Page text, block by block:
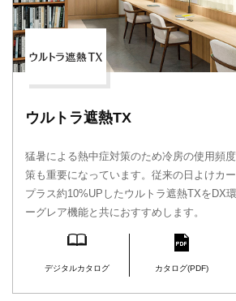
ウルトラ遮熱TX
猛暑による熱中症対策のため冷房の使用頻
策も重要になっています。従来の日よけカ
プラス約10%UPしたウルトラ遮熱TXをDX
ーグレア機能と共におすすめします。
デジタルカタログ カタログ(PDF)